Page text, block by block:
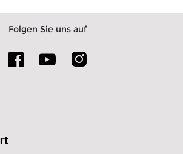
Folgen Sie uns auf